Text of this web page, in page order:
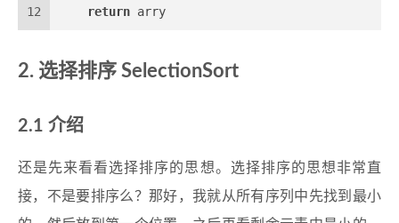
12
return arry
选择排序 SelectionSort
介绍
还是先来看看选择排序的思想。选择排序的思想非常直
接，不是要排序么？那好，我就从所有序列中先找到最小